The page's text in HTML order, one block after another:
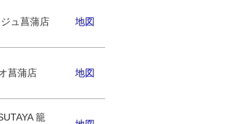
ュ菖蒲店 地図
菖蒲店 地図
籠